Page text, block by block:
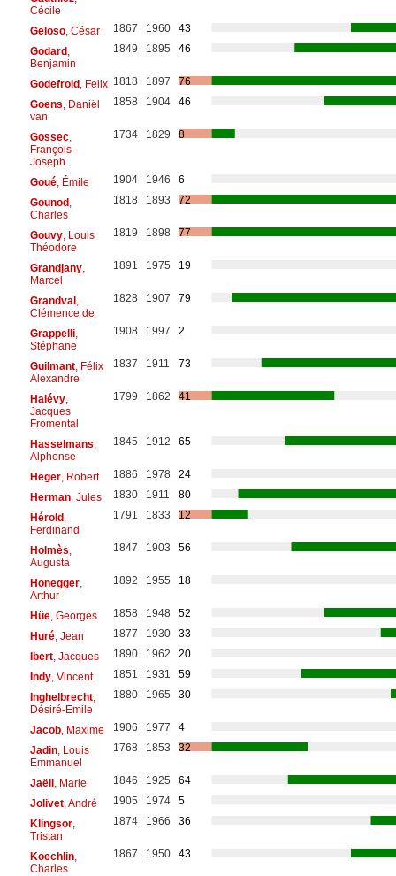
Cécile
Geloso, César 1867 1960
43
Godard,
Benjamin
1849 1895 46
Godefroid, Felix 1818 1897
76
Goens , Daniël
van
1858 1904 46
Gossec,
François-
Joseph
1734 1829 8
Goué, Émile 1904 1946
6
Gounod,
Charles
1818 1893 72
Gouvy, Louis
Théodore
1819 1898 77
Grandjany,
Marcel
1891 1975 19
Grandval,
Clémence de
1828 1907 79
Grappelli,
Stéphane
1908 1997 2
Guilmant, Félix
Alexandre
1837 1911 73
Halévy,
Jacques
Fromental
1799 1862 41
Hasselmans
Alphonse
1845 1912 65
Heger, Robert 1886 1978
24
Herman, Jules 1830 1911
80
Hérold,
Ferdinand
1791 1833 12
Holmès
Augusta
1847 1903 56
Honegger,
Arthur
1892 1955 18
Hüe, Georges 1858 1948
52
Huré, Jean 1877 1930
33
Ibert, Jacques 1890 1962
20
Indy, Vincent 1851 1931
59
Inghelbrecht,
Désiré-Emile
1880 1965 30
Jacob, Maxime 1906 1977
4
Jadin, Louis
Emmanuel
1768 1853 32
Jaëll, Marie 1846 1925
64
Jolivet, André 1905 1974
5
Klingsor,
Tristan
1874 1966 36
Koechlin,
Charles
1867 1950 43